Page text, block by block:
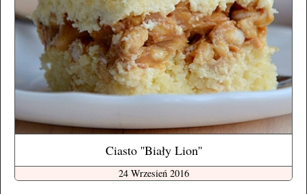
Ciasto ''Biały Lion''
24 Wrzesień 2016